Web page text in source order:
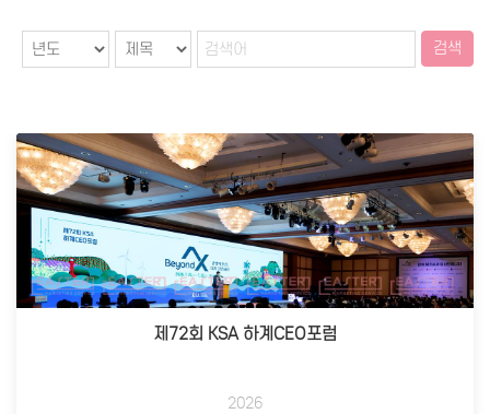
검색
제72회 KSA 하계CEO포럼
2026